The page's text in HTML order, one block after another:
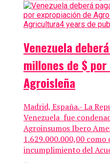
Agricultura4 years de
Venezuela
millones de $
Agroisleña
Madrid, España.- La
Venezuela fue
Agroinsumos Ibero
1.629.000.000,00
incumplimiento del